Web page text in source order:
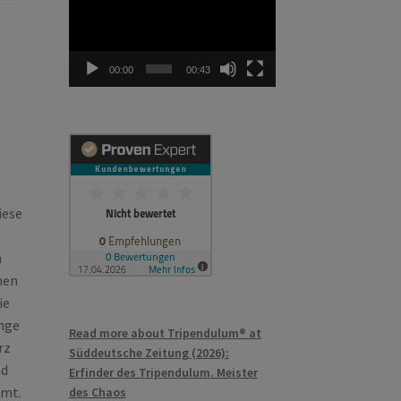
00:00 00:43
Read more about Tripendulum® at
Süddeutsche Zeitung (2026):
Erfinder des Tripendulum. Meister
des Chaos